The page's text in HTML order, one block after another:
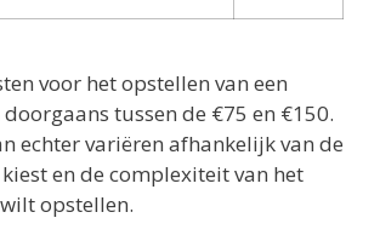
voor het opstellen van een
tussen de €75 en €150.
echter variëren afhankelijk van de
en de complexiteit van het
opstellen.